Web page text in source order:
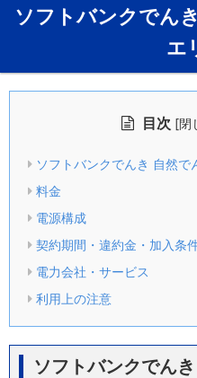
ソフトバンクでん
エ
目次 [閉
ソフトバンクでんき 自然で
料金
電源構成
契約期間・違約金・加入条
電力会社・サービス
利用上の注意
ソフトバンクでん